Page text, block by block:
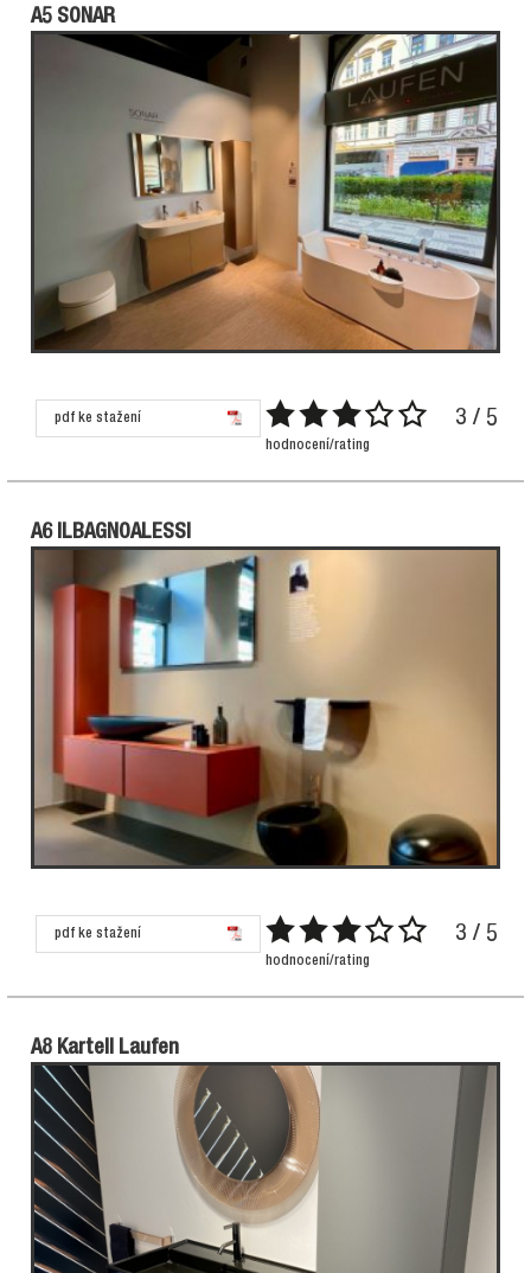
A5 SONAR
pdf ke stažení 3 / 5
hodnocení/rating
A6 ILBAGNOALESSI
pdf ke stažení 3 / 5
hodnocení/rating
A8 Kartell Laufen